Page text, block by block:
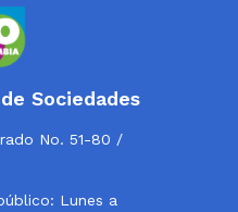
Sociedades
No. 51-80 /
Lunes a